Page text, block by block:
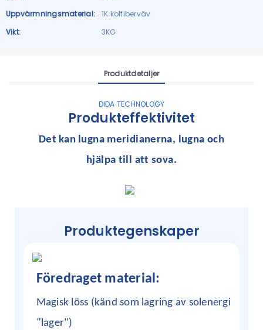
Uppvärmningsmaterial:
1K kolfiberväv
Vikt:
3KG
Produktdetaljer
DIDA TECHNOLOGY
Produkteffektivitet
Det kan lugna meridianerna, lugna och
hjälpa till att sova.
Produktegenskaper
Föredraget material:
Magisk löss (känd som lagring av solenergi
"lager")